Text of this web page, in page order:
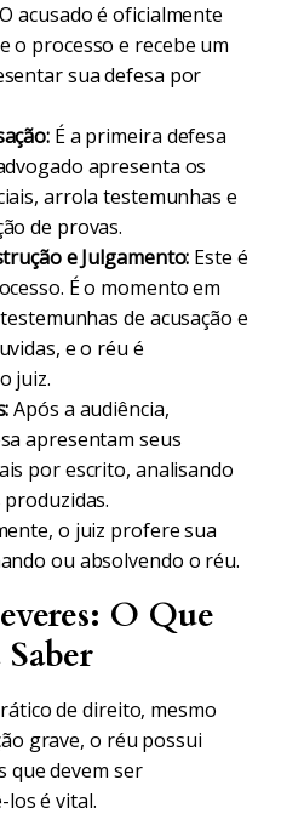
acusado é oficialmente
o processo e recebe um
sua defesa por
É a primeira defesa
apresenta os
arrola testemunhas e
de provas.
e Julgamento: Este é
É o momento em
de acusação e
e o réu é
juiz.
Após a audiência,
apresentam seus
por escrito, analisando
o juiz profere sua
ou absolvendo o réu.
O Que
de direito, mesmo
grave, o réu possui
que devem ser
los é vital.